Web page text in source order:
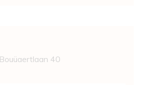
40